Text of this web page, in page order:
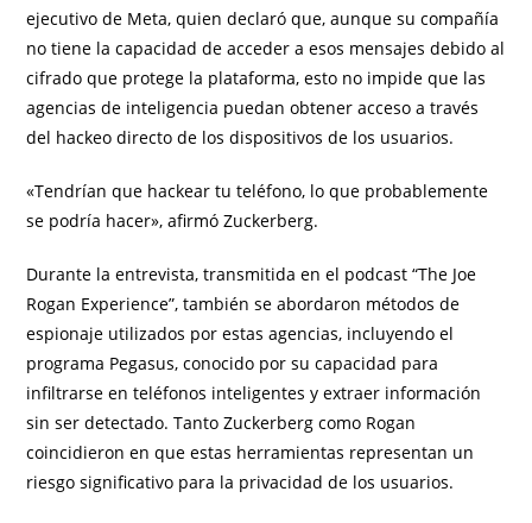
ejecutivo de Meta, quien declaró que, aunque su compañía
no tiene la capacidad de acceder a esos mensajes debido al
cifrado que protege la plataforma, esto no impide que las
agencias de inteligencia puedan obtener acceso a través
del hackeo directo de los dispositivos de los usuarios.
«Tendrían que hackear tu teléfono, lo que probablemente
se podría hacer», afirmó Zuckerberg.
Durante la entrevista, transmitida en el podcast “The Joe
Rogan Experience”, también se abordaron métodos de
espionaje utilizados por estas agencias, incluyendo el
programa Pegasus, conocido por su capacidad para
infiltrarse en teléfonos inteligentes y extraer información
sin ser detectado. Tanto Zuckerberg como Rogan
coincidieron en que estas herramientas representan un
riesgo significativo para la privacidad de los usuarios.